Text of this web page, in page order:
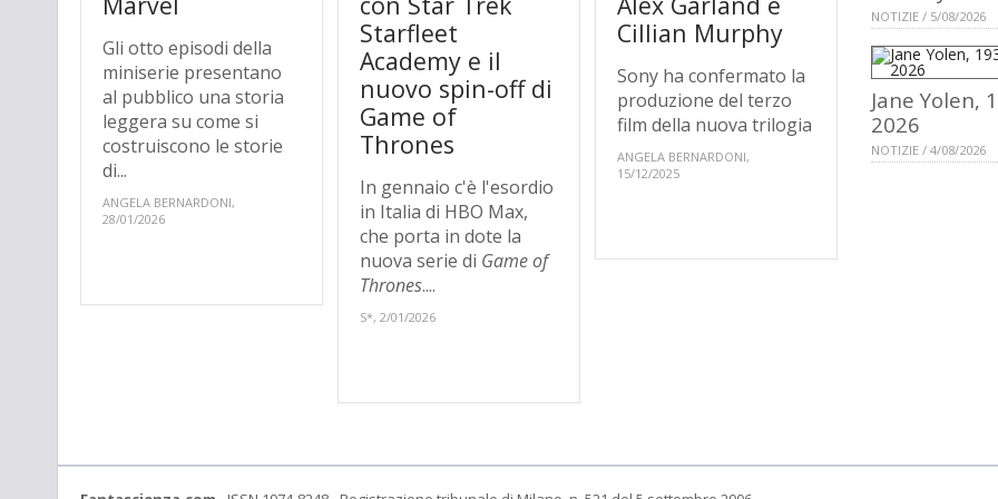
Gli otto episodi della
miniserie presentano
al pubblico una storia
leggera su come si
costruiscono le storie
di...
ANGELA BERNARDONI,
28/01/2026
Starfleet
Academy e il
nuovo spin-off di
Game of
Thrones
In gennaio c'è l'esordio
in Italia di HBO Max,
che porta in dote la
nuova serie di Game of
Thrones....
S*, 2/01/2026
Cillian Murphy
Sony ha confermato la
produzione del terzo
film della nuova trilogia
ANGELA BERNARDONI,
15/12/2025
NOTIZIE / 5/08/2026
Jane Yolen,
2026
NOTIZIE / 4/08/2026